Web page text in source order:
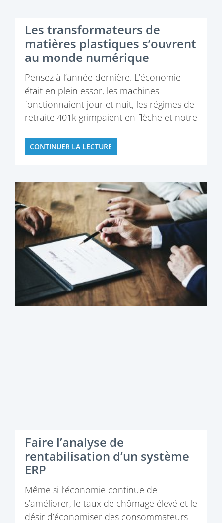
Les transformateurs de
matières plastiques s’ouvrent
au monde numérique
Pensez à l’année dernière. L’économie
était en plein essor, les machines
fonctionnaient jour et nuit, les régimes de
retraite 401k grimpaient en flèche et notre
de la main-d’œuvre supplémentaire.
CONTINUER LA LECTURE
Faire l’analyse de
rentabilisation d’un système
ERP
Même si l’économie continue de
s’améliorer, le taux de chômage élevé et le
désir d’économiser des consommateurs